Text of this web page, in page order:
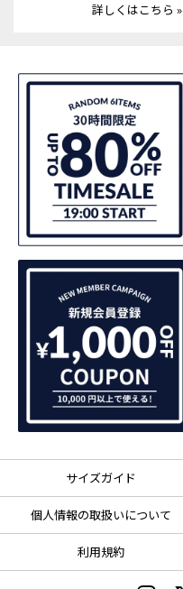
詳しくはこちら »
サイズガイド
個人情報の取扱いについて
利用規約